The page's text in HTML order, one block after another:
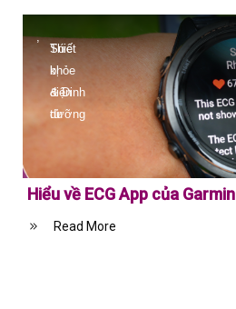
Sức
khỏe
& Dinh
dưỡng
,
Thiết
bị
điện
tử
Hiểu về ECG App của Garmin
​Read More